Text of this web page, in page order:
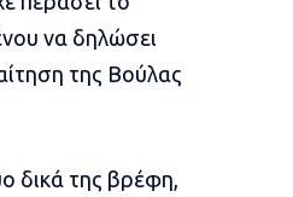
να δηλώσει
της Βούλας
δικά της βρέφη,